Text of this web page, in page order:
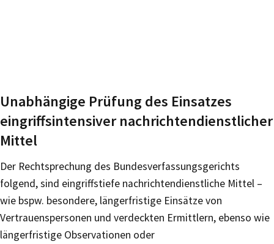
Unabhängige Prüfung des Einsatzes
eingriffsintensiver nachrichtendienstlicher
Mittel
Der Rechtsprechung des Bundesverfassungsgerichts
folgend, sind eingriffstiefe nachrichtendienstliche Mittel –
wie bspw. besondere, längerfristige Einsätze von
Vertrauenspersonen und verdeckten Ermittlern, ebenso wie
längerfristige Observationen oder